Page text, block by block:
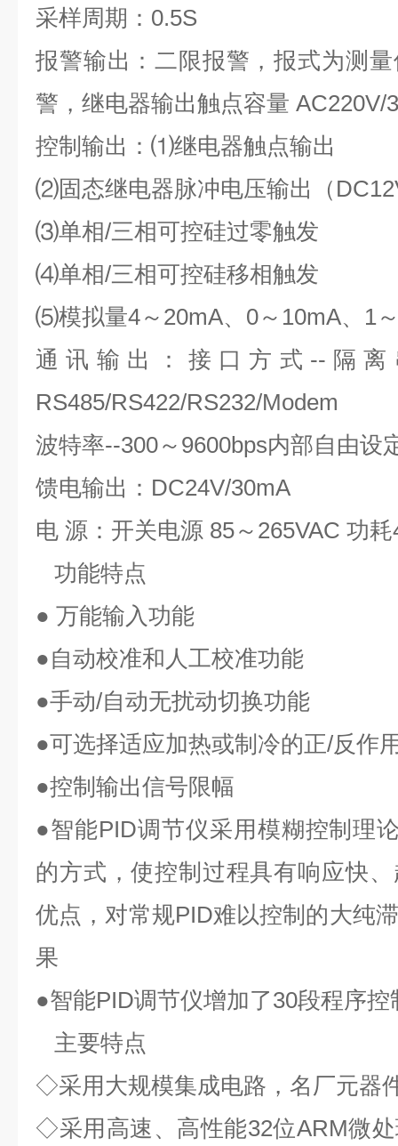
采样周期：0.5S
报警输出：二限报警，报式为测
警，继电器输出触点容量 AC220V/
控制输出：⑴继电器触点输出
⑵固态继电器脉冲电压输出（
⑶单相/三相可控硅过零触发
⑷单相/三相可控硅移相触发
⑸模拟量4～20mA、0～10mA、1
通讯输出：接口方式--隔
RS485/RS422/RS232/Modem
波特率--300～9600bps内部自由设
馈电输出：DC24V/30mA
电 源：开关电源 85～265VAC 功
功能特点
● 万能输入功能
●自动校准和人工校准功能
●手动/自动无扰动切换功能
●可选择适应加热或制冷的正/反作
●控制输出信号限幅
●智能PID调节仪采用模糊控制理
的方式，使控制过程具有响应快
优点，对常规PID难以控制的大纯
果
●智能PID调节仪增加了30段程序控
主要特点
◇采用大规模集成电路，名厂元器
◇采用高速、高性能32位ARM微